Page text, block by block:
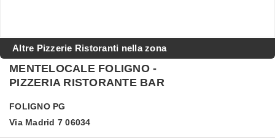
Altre Pizzerie Ristoranti nella zona
MENTELOCALE FOLIGNO -
PIZZERIA RISTORANTE BAR
FOLIGNO PG
Via Madrid 7 06034